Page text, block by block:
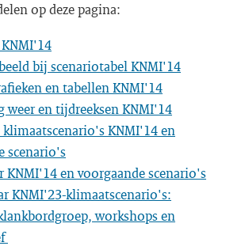
op deze pagina:
bij scenariotabel KNMI'14
en tabellen KNMI'14
weer en tijdreeksen KNMI'14
KNMI'14 en
scenario's
KNMI'14 en voorgaande scenario's
KNMI'23-klimaatscenario's:
workshops en